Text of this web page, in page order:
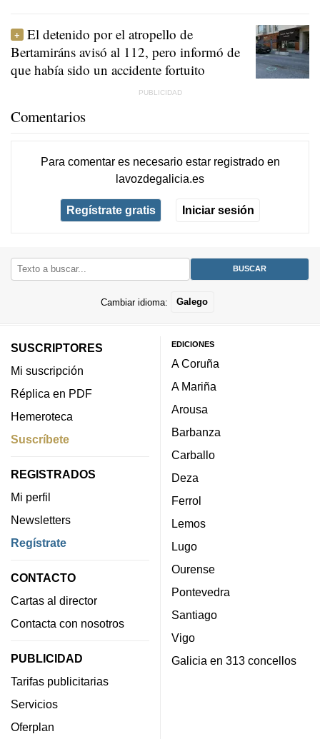
El detenido por el atropello de
Bertamiráns avisó al 112, pero informó de
que había sido un accidente fortuito
Comentarios
Para comentar es necesario estar registradoen
lavozdegalicia.es
Regístrate gratis Iniciar sesión
Cambiar idioma: Galego
SUSCRIPTORES
Mi suscripción
Réplica en PDF
Hemeroteca
Suscríbete
REGISTRADOS
Mi perfil
Newsletters
Regístrate
CONTACTO
Cartas al director
Contacta con nosotros
PUBLICIDAD
Tarifas publicitarias
Servicios
Oferplan
EDICIONES
A Coruña
A Mariña
Arousa
Barbanza
Carballo
Deza
Ferrol
Lemos
Lugo
Ourense
Pontevedra
Santiago
Vigo
Galicia en 313 concellos